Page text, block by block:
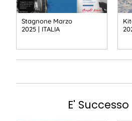
Stagnone Marzo
2025 | ITALIA
E'